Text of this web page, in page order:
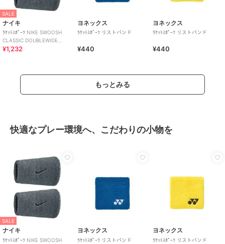
SALE
ナイキ
ﾗｹｯﾄｽﾎﾟｰﾂ NIKE SWOOSH
CLASSIC DOUBLEWIDE
WRISTBANDS 2PK
¥1,232
ヨネックス
ﾗｹｯﾄｽﾎﾟｰﾂ リストバンド
¥440
ヨネックス
ﾗｹｯﾄｽﾎﾟｰﾂ リストバンド
¥440
もっとみる
快適なプレー環境へ、こだわりの小物を
SALE
ナイキ
ﾗｹｯﾄｽﾎﾟｰﾂ NIKE SWOOSH
ヨネックス
ﾗｹｯﾄｽﾎﾟｰﾂ リストバンド
ヨネックス
ﾗｹｯﾄｽﾎﾟｰﾂ リストバンド